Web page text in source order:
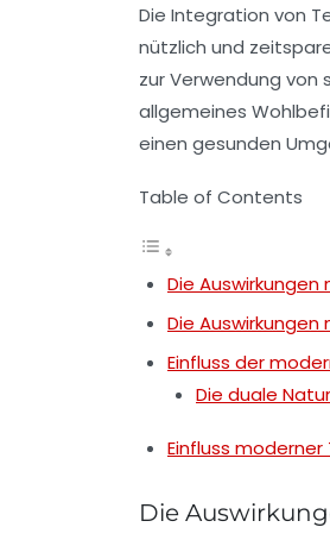
Die Integration von
nützlich und
zur Verwendung von
allgemeines
einen gesunden
Table of Contents
Die
Die
Einfluss der
Die duale
Einfluss
Die